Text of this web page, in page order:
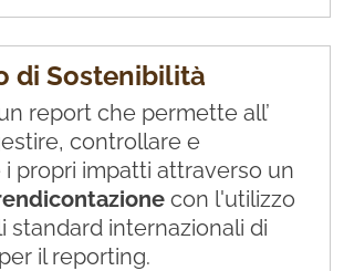
di Sostenibilità
report che permette all’
controllare e
propri impatti attraverso un
con l'utilizzo
standard internazionali di
il reporting.